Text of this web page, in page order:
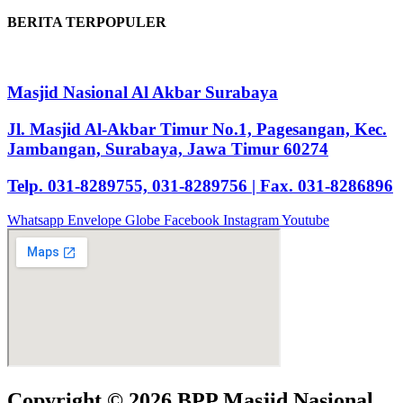
BERITA TERPOPULER
Masjid Nasional Al Akbar Surabaya
Jl. Masjid Al-Akbar Timur No.1, Pagesangan, Kec.
Jambangan, Surabaya, Jawa Timur 60274
Telp. 031-8289755, 031-8289756 | Fax. 031-8286896
Whatsapp Envelope Globe Facebook InstagramYoutube